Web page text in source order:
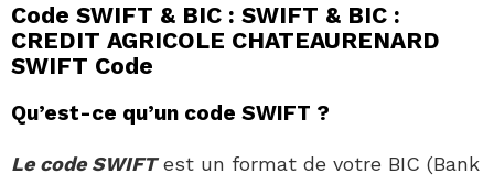
Code SWIFT & BIC : SWIFT & BIC :
CREDIT AGRICOLE CHATEAURENARD
SWIFT Code
Qu’est-ce qu’un code SWIFT ?
Le code SWIFTest un format de votre BIC (Bank